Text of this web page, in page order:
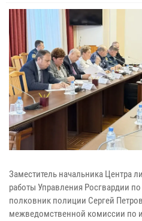
Заместитель начальника Центра
работы Управления Росгвардии
полковник полиции Сергей
межведомственной комиссии по